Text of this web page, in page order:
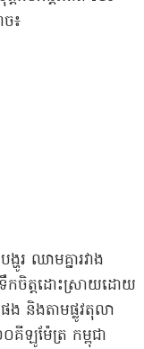
៖
ហូរ ឈាមគ្នារវាង
ទឹកចិត្តដោះស្រាយដោយ
ផង និងតាមផ្លូវតុលា
០គីឡូម៉ែត្រ កម្ពុជា